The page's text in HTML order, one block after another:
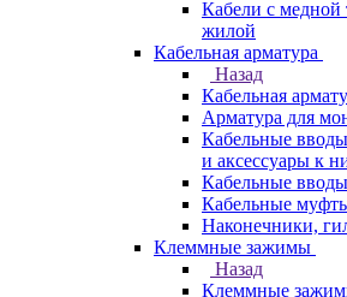
Кабели с медной
жилой
Кабельная арматура
Назад
Кабельная
Арматура для
Кабельные
и аксессуары к
Кабельные
Кабельные
Наконечники,
Клеммные зажимы
Назад
Клеммные